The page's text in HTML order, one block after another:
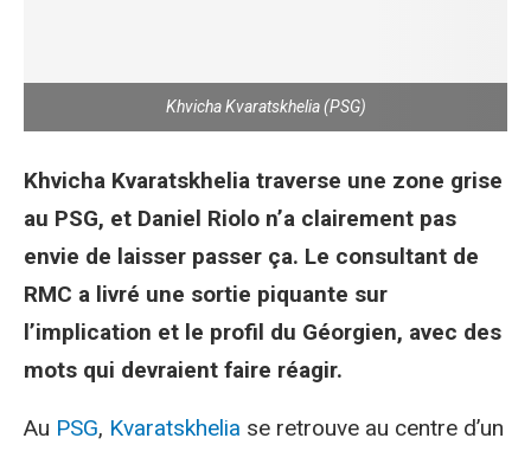
Khvicha Kvaratskhelia (PSG)
Khvicha Kvaratskhelia traverse une zone grise
au PSG, et Daniel Riolo n’a clairement pas
envie de laisser passer ça. Le consultant de
RMC a livré une sortie piquante sur
l’implication et le profil du Géorgien, avec des
mots qui devraient faire réagir.
Au PSG, Kvaratskhelia se retrouve au centre d’un